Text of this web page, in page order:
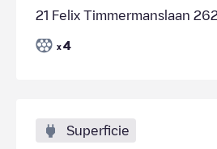
21 Felix Timmermanslaan
x 4
Superficie